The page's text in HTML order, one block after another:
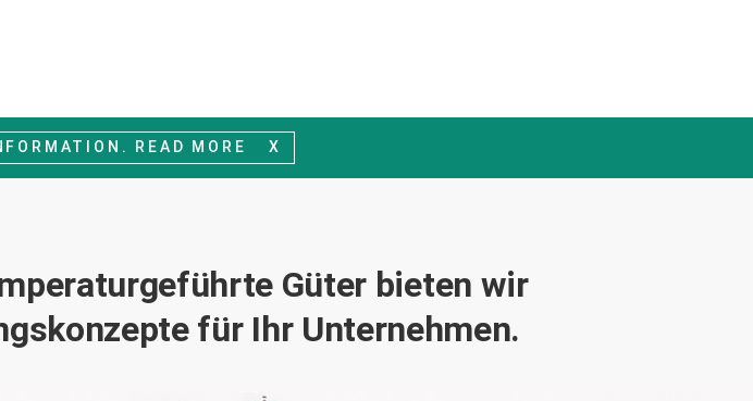
READ MORE X
Güter bieten wir
für Ihr Unternehmen.